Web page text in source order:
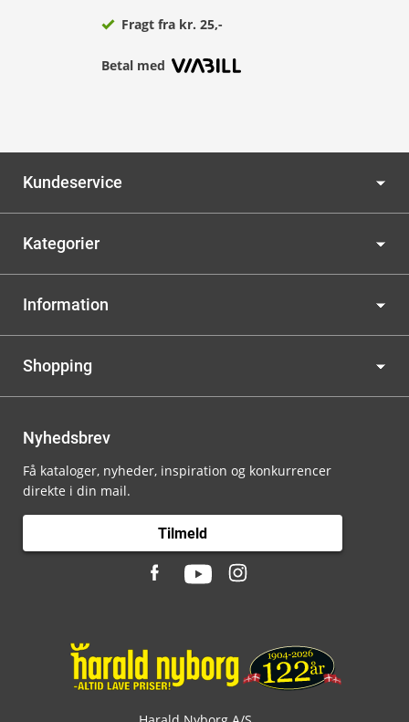
Fragt fra kr. 25,-
Betal med
Kundeservice
Kategorier
Information
Shopping
Nyhedsbrev
Få kataloger, nyheder, inspiration og konkurrencer
direkte i din mail.
Tilmeld